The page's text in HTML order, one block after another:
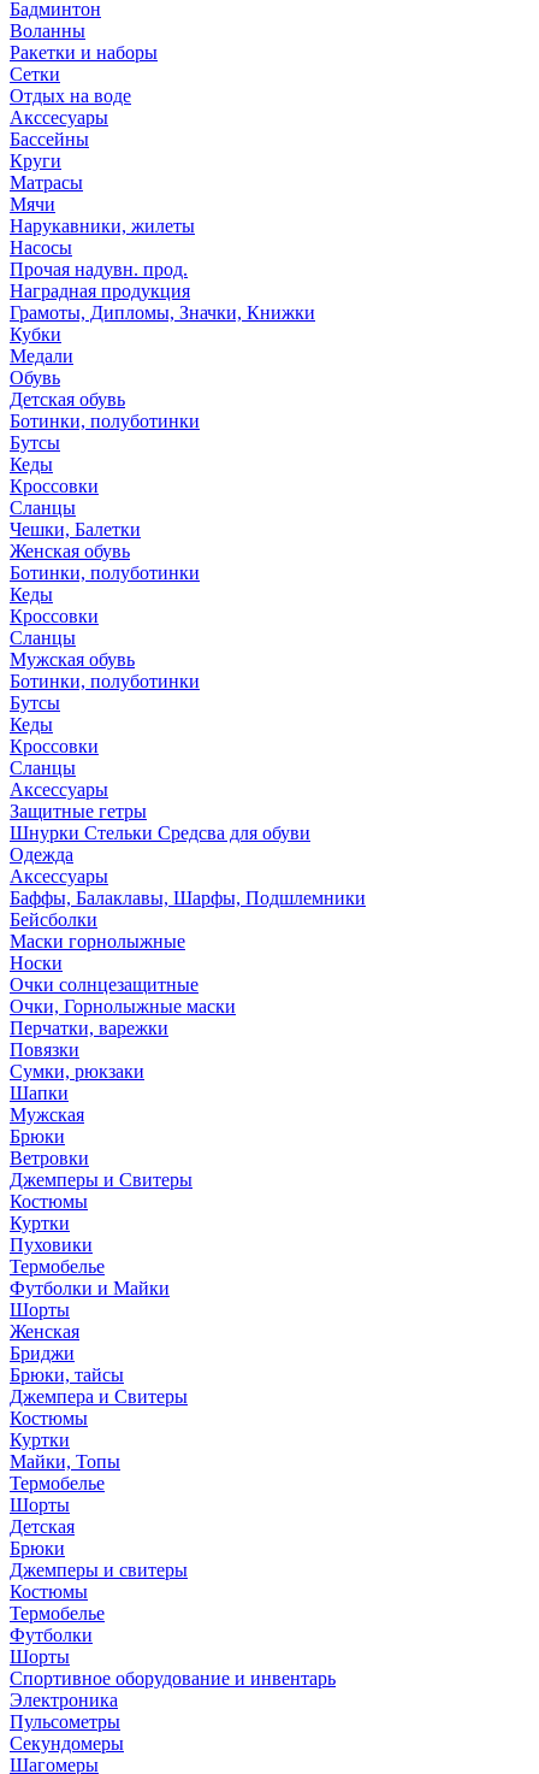
Бадминтон
Воланны
Ракетки и наборы
Сетки
Отдых на воде
Акссесуары
Бассейны
Круги
Матрасы
Мячи
Нарукавники, жилеты
Насосы
Прочая надувн. прод.
Наградная продукция
Грамоты, Дипломы, Значки, Книжки
Кубки
Медали
Обувь
Детская обувь
Ботинки, полуботинки
Бутсы
Кеды
Кроссовки
Сланцы
Чешки, Балетки
Женская обувь
Ботинки, полуботинки
Кеды
Кроссовки
Сланцы
Мужская обувь
Ботинки, полуботинки
Бутсы
Кеды
Кроссовки
Сланцы
Аксессуары
Защитные гетры
Шнурки Стельки Средсва для обуви
Одежда
Аксессуары
Баффы, Балаклавы, Шарфы, Подшлемники
Бейсболки
Маски горнолыжные
Носки
Очки солнцезащитные
Очки, Горнолыжные маски
Перчатки, варежки
Повязки
Сумки, рюкзаки
Шапки
Мужская
Брюки
Ветровки
Джемперы и Свитеры
Костюмы
Куртки
Пуховики
Термобелье
Футболки и Майки
Шорты
Женская
Бриджи
Брюки, тайсы
Джемпера и Свитеры
Костюмы
Куртки
Майки, Топы
Термобелье
Шорты
Детская
Брюки
Джемперы и свитеры
Костюмы
Термобелье
Футболки
Шорты
Спортивное оборудование и инвентарь
Электроника
Пульсометры
Секундомеры
Шагомеры